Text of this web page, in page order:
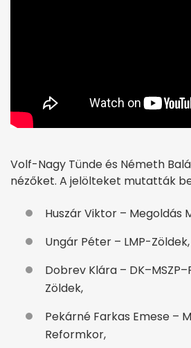
Volf-Nagy Tünde és Németh
nézőket. A jelölteket mutatták
Huszár Viktor – Megoldás
Ungár Péter – LMP-Zöldek,
Dobrev Klára –
Zöldek,
Pekárné Farkas Emese –
Reformkor,